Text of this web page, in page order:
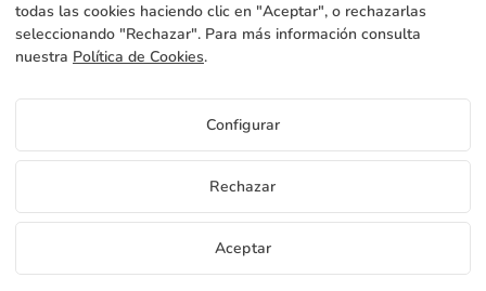
Fabrik info@adivin.com
Blog
Produktion og forsendelse
FAQs
Juridisk meddelelse
Generelle vilkår og betingelser
Cookies policy
Fortrolighedspolitik
DK
C/ Generación 46-48 P.I. La Huertecilla 29196 Málaga Spanien | S.A CIF
A93349777
todas las cookies haciendo clic en "Aceptar", o rechazarlas
seleccionando "Rechazar". Para más información consulta
nuestra Política de Cookies.
Configurar
Rechazar
Aceptar